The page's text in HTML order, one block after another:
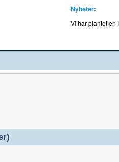
Nyheter:
Vi har plantet en